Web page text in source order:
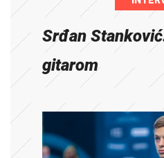
Srđan
gitarom